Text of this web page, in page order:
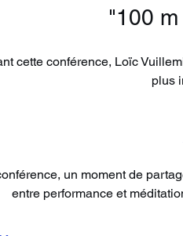
"100
cette conférence, Loïc
plus
un moment de
entre performance et